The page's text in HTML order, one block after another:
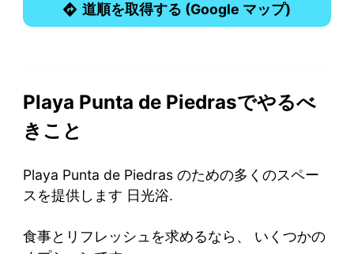
道順を取得する (Google マップ)
Playa Punta de Piedrasでやるべ
きこと
Playa Punta de Piedras のための多くのスペー
スを提供します 日光浴.
食事とリフレッシュを求めるなら、 いくつかの